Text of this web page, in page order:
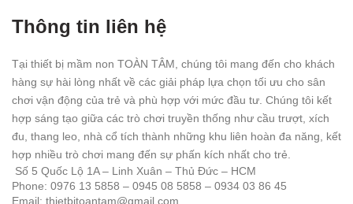
Thông tin liên hệ
Tại thiết bị mầm non TOÀN TÂM, chúng tôi mang đến cho khách
hàng sự hài lòng nhất về các giải pháp lựa chọn tối ưu cho sân
chơi vận động của trẻ và phù hợp với mức đầu tư. Chúng tôi kết
hợp sáng tạo giữa các trò chơi truyền thống như cầu trượt, xích
đu, thang leo, nhà cổ tích thành những khu liên hoàn đa năng, kết
hợp nhiều trò chơi mang đến sự phấn kích nhất cho trẻ.
Số 5 Quốc Lộ 1A – Linh Xuân – Thủ Đức – HCM
Phone: 0976 13 5858 – 0945 08 5858 – 0934 03 86 45
Email: thietbitoantam@gmail.com